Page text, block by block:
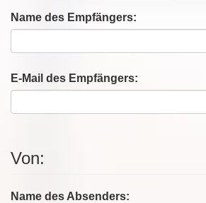
Name des Empfängers:
E-Mail des Empfängers:
Von:
Name des Absenders: